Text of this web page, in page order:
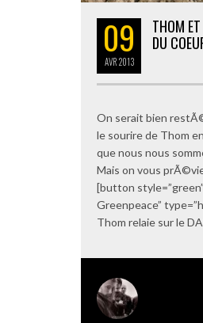
09
AVR2013
THOM
DU
On serait bien
le sourire de Thom
que nous nous
Mais on vous
[button
Greenpeace”
Thom relaie sur le